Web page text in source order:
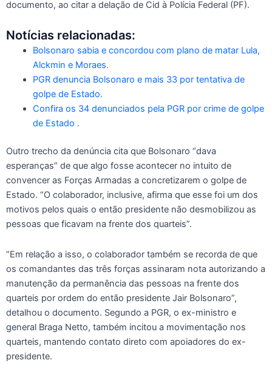
documento, ao citar a delação de Cid à Polícia Federal (PF).
Notícias relacionadas:
Bolsonaro sabia e concordou com plano de matar Lula,
Alckmin e Moraes.
PGR denuncia Bolsonaro e mais 33 por tentativa de
golpe de Estado.
Confira os 34 denunciados pela PGR por crime de golpe
de Estado .
Outro trecho da denúncia cita que Bolsonaro “dava
esperanças” de que algo fosse acontecer no intuito de
convencer as Forças Armadas a concretizarem o golpe de
Estado. “O colaborador, inclusive, afirma que esse foi um dos
motivos pelos quais o então presidente não desmobilizou as
pessoas que ficavam na frente dos quarteis”.
“Em relação a isso, o colaborador também se recorda de que
os comandantes das três forças assinaram nota autorizando a
manutenção da permanência das pessoas na frente dos
quarteis por ordem do então presidente Jair Bolsonaro”,
detalhou o documento. Segundo a PGR, o ex-ministro e
general Braga Netto, também incitou a movimentação nos
quarteis, mantendo contato direto com apoiadores do ex-
presidente.